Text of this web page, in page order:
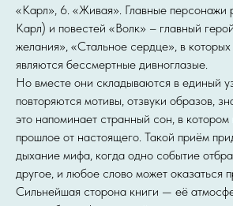
«Карл», 6. «Живая». Главные персонажи
Карл) и повестей «Волк» – главный
желания», «Стальное сердце», в
являются бессмертные дивноглазые.
Но вместе они складываются в единый
повторяются мотивы, отзвуки образов,
это напоминает странный сон, в котором
прошлое от настоящего. Такой приём
дыхание мифа, когда одно событие
другое, и любое слово может оказаться
Сильнейшая сторона книги — её